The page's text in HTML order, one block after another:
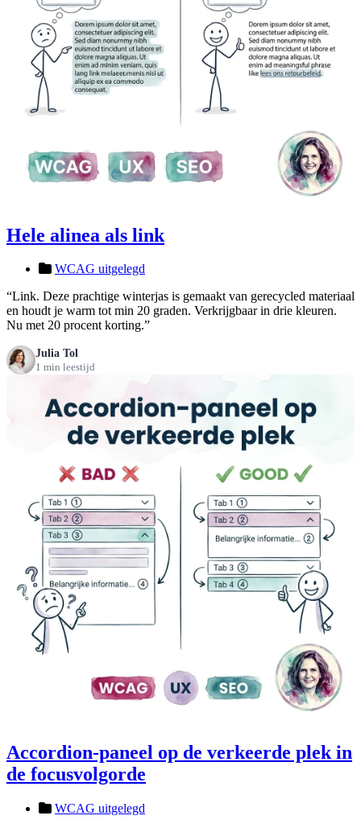
Hele alinea als link
WCAG uitgelegd
“Link. Deze prachtige winterjas is gemaakt van gerecycled materiaal
en houdt je warm tot min 20 graden. Verkrijgbaar in drie kleuren.
Nu met 20 procent korting.”
Julia Tol
1 min leestijd
Accordion-paneel op de verkeerde plek in
de focusvolgorde
WCAG uitgelegd